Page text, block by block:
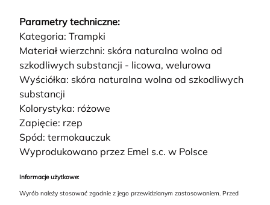
Parametry techniczne:
Kategoria: Trampki
Materiał wierzchni: skóra naturalna wolna od
szkodliwych substancji - licowa, welurowa
Wyściółka: skóra naturalna wolna od szkodliwych
substancji
Kolorystyka: różowe
Zapięcie: rzep
Spód: termokauczuk
Wyprodukowano przez Emel s.c. w Polsce
Informacje użytkowe:
Wyrób należy stosować zgodnie z jego przewidzianym zastosowaniem. Przed